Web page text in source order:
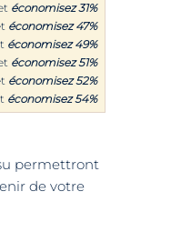
économisez31%
économisez47%
économisez49%
économisez51%
économisez52%
économisez54%
permettront
de votre